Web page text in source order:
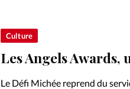
Culture
Les Angels Awards,
Le Défi Michée reprend du